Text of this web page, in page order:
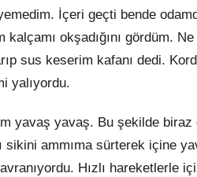
İçeri geçti bende
kalçamı okşadığını gördüm.
sus keserim kafanı dedi.
yalıyordu.
yavaş yavaş. Bu şekilde
sikini ammıma sürterek içine
Hızlı hareketlerle